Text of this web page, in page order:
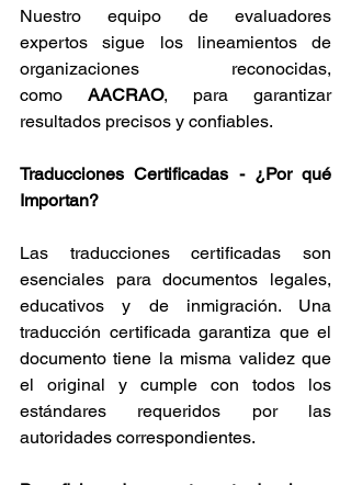
Nuestro equipo de evaluadores
expertos sigue los lineamientos de
organizaciones reconocidas,
como AACRAO, para garantizar
resultados precisos y confiables.
Traducciones Certificadas - ¿Por qué
Importan?
Las traducciones certificadas son
esenciales para documentos legales,
educativos y de inmigración. Una
traducción certificada garantiza que el
documento tiene la misma validez que
el original y cumple con todos los
estándares requeridos por las
autoridades correspondientes.